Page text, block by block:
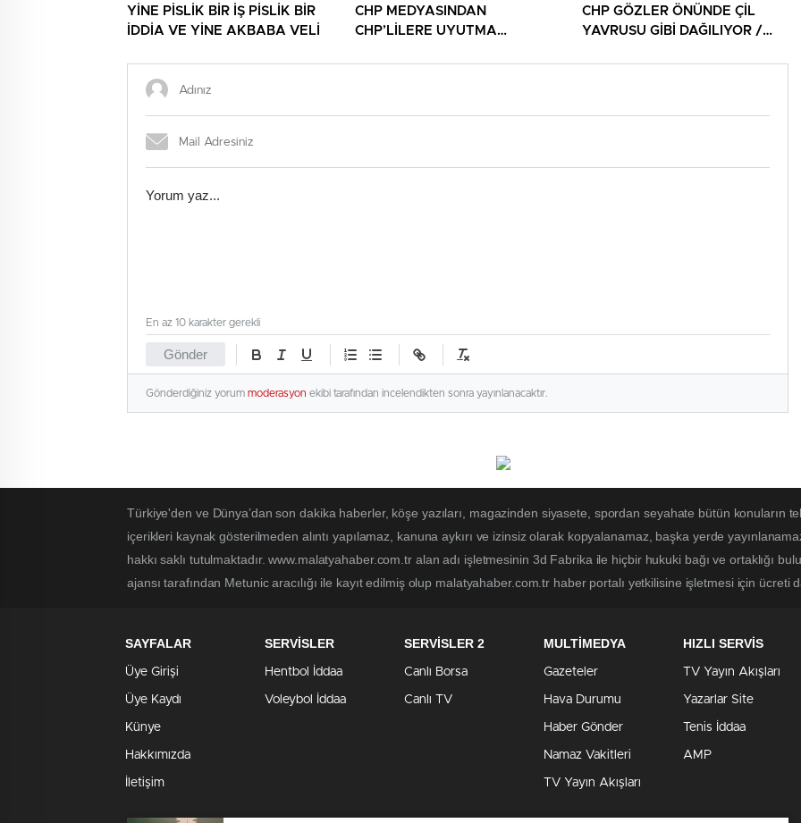
YİNE PİSLİK BİR İŞ PİSLİK BİR
İDDİA VE YİNE AKBABA VELİ
CHP MEDYASINDAN
CHP’LİLERE UYUTMA
CHP GÖZLER ÖNÜNDE ÇİL
YAVRUSU GİBİ DAĞILIYOR /
Gönder
En az 10 karakter gerekli
Gönderdiğiniz yorum moderasyon ekibi tarafından incelendikten sonra yayınlanacaktır.
Türkiye'den ve Dünya’dan son dakika haberler, köşe yazıları, magazinden siyasete, spordan seyahate bütün konuların
içerikleri kaynak gösterilmeden alıntı yapılamaz, kanuna aykırı ve izinsiz olarak kopyalanamaz, başka yerde
hakkı saklı tutulmaktadır. www.malatyahaber.com.tr alan adı işletmesinin 3d Fabrika ile hiçbir hukuki bağı ve ortaklığı
ajansı tarafından Metunic aracılığı ile kayıt edilmiş olup malatyahaber.com.tr haber portalı yetkilisine işletmesi için ücreti
SAYFALAR
Üye Girişi
Üye Kaydı
Künye
Hakkımızda
İletişim
SERVİSLER
Hentbol İddaa
Voleybol İddaa
SERVİSLER 2
Canlı Borsa
Canlı TV
MULTİMEDYA
Gazeteler
Hava Durumu
Haber Gönder
Namaz Vakitleri
TV Yayın Akışları
HIZLI SERVİS
TV Yayın Akışları
Yazarlar Site
Tenis İddaa
AMP